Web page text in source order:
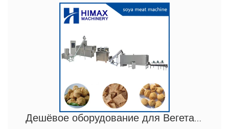
Дешёвое оборудование для Вегетарианских мяса